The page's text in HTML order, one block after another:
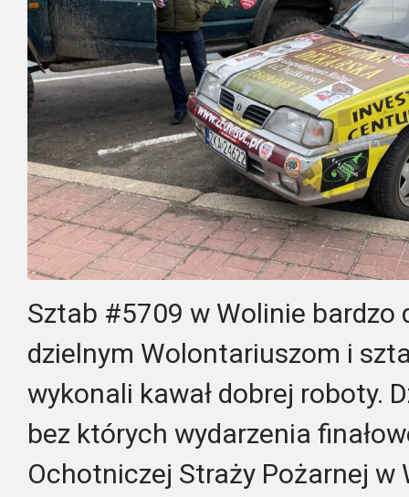
Sztab #5709 w Wolinie bardzo
dzielnym Wolontariuszom i
wykonali kawał dobrej roboty.
bez których wydarzenia
Ochotniczej Straży Pożarnej w